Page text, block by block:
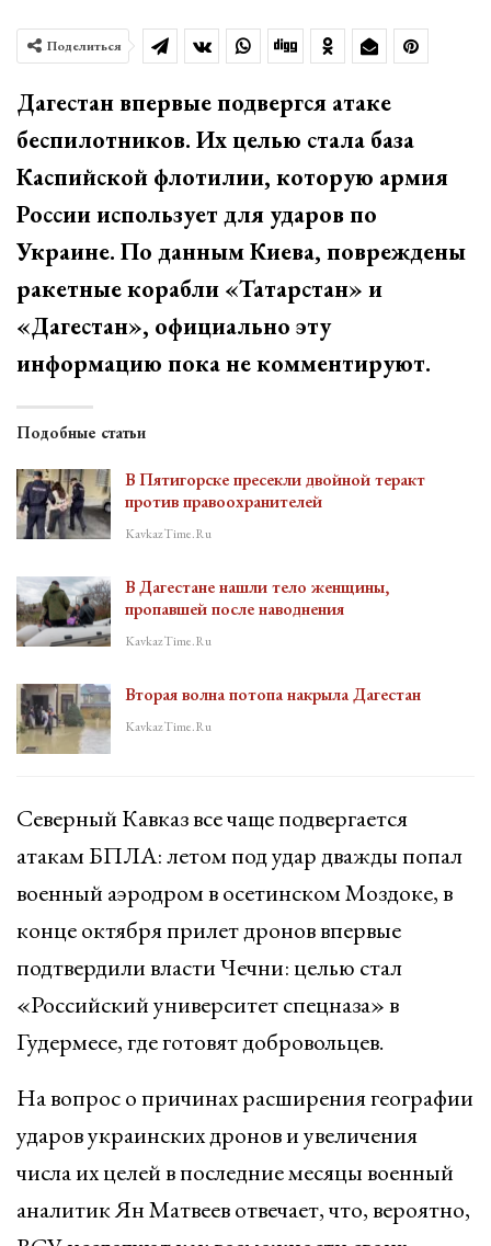
Поделиться
Дагестан впервые подвергся атаке
беспилотников. Их целью стала база
Каспийской флотилии, которую армия
России использует для ударов по
Украине. По данным Киева, повреждены
ракетные корабли «Татарстан» и
«Дагестан», официально эту
информацию пока не комментируют.
Подобные статьи
В Пятигорске пресекли двойной теракт
против правоохранителей
KavkazTime.ru
В Дагестане нашли тело женщины,
пропавшей после наводнения
KavkazTime.ru
Вторая волна потопа накрыла Дагестан
KavkazTime.ru
Северный Кавказ все чаще подвергается
атакам БПЛА: летом под удар дважды попал
военный аэродром в осетинском Моздоке, в
конце октября прилет дронов впервые
подтвердили власти Чечни: целью стал
«Российский университет спецназа» в
Гудермесе, где готовят добровольцев.
На вопрос о причинах расширения географии
ударов украинских дронов и увеличения
числа их целей в последние месяцы военный
аналитик Ян Матвеев отвечает, что, вероятно,